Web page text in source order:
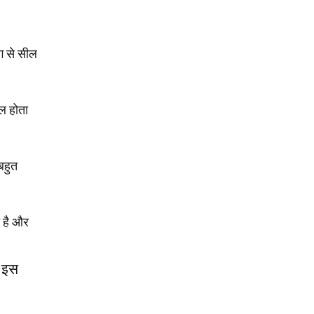
से सील
होता
है और
इस